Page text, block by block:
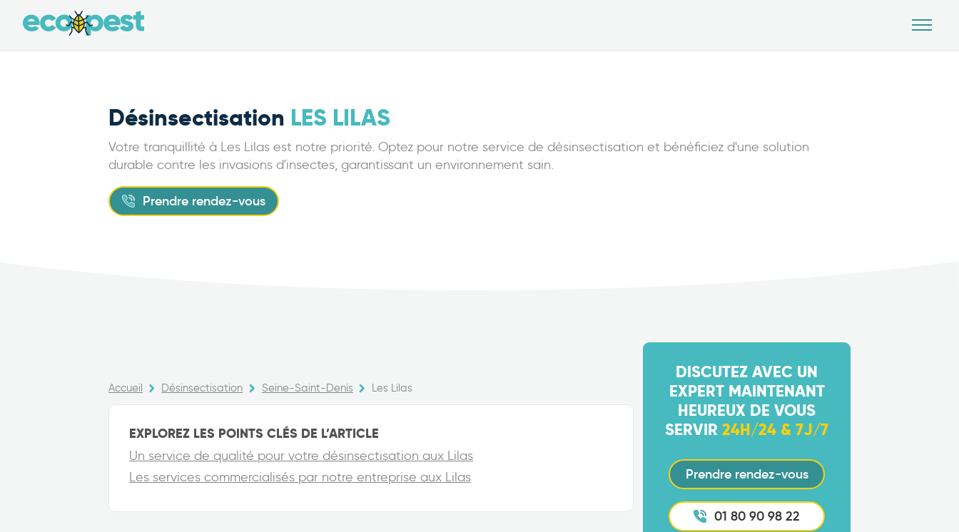
Désinsectisation LES LILAS
Votre tranquillité à Les Lilas est notre priorité. Optez pour notre service de désinsectisation et bénéficiez d'une solution
durable contre les invasions d'insectes, garantissant un environnement sain.
Prendre rendez-vous
Accueil Désinsectisation Seine-Saint-Denis Les Lilas
EXPLOREZ LES POINTS CLÉS DE L’ARTICLE
Un service de qualité pour votre désinsectisation aux Lilas
Les services commercialisés par notre entreprise aux Lilas
DISCUTEZ AVEC UN
EXPERT MAINTENANT
HEUREUX DE VOUS
SERVIR24H/24 & 7J/7
Prendre rendez-vous
01 80 90 98 22